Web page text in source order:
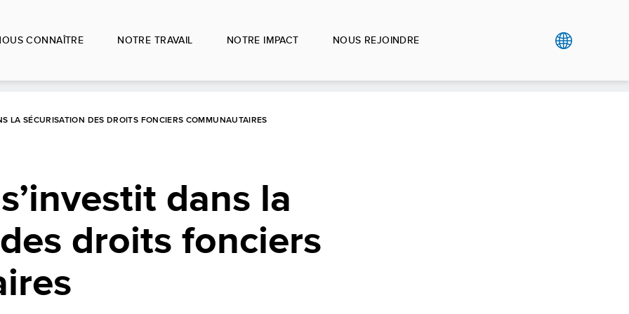
CONNAÎTRE NOTRE TRAVAIL NOTRE IMPACT NOUS REJOINDRE
LA SÉCURISATION DES DROITS FONCIERS COMMUNAUTAIRES
dans la
droits fonciers